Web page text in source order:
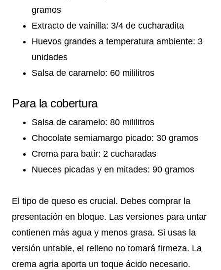
gramos
Extracto de vainilla: 3/4 de cucharadita
Huevos grandes a temperatura ambiente: 3
unidades
Salsa de caramelo: 60 mililitros
Para la cobertura
Salsa de caramelo: 80 mililitros
Chocolate semiamargo picado: 30 gramos
Crema para batir: 2 cucharadas
Nueces picadas y en mitades: 90 gramos
El tipo de queso es crucial. Debes comprar la
presentación en bloque. Las versiones para untar
contienen más agua y menos grasa. Si usas la
versión untable, el relleno no tomará firmeza. La
crema agria aporta un toque ácido necesario.